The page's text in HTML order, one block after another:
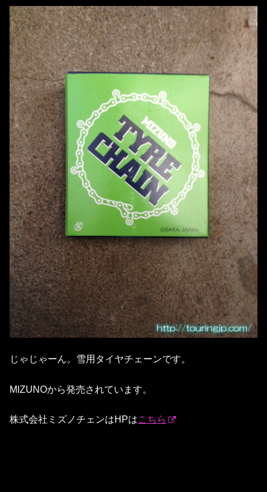
じゃじゃーん。雪用タイヤチェーンです。
MIZUNOから発売されています。
株式会社ミズノチェンはHPはこちら